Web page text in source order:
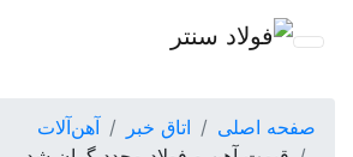
صفحه اصلی اتاق خبر
آهن‌آلات